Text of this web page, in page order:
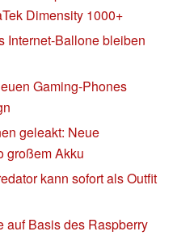
Dimensity 1000+
Internet-Ballone bleiben
Gaming-Phones
geleakt: Neue
großem Akku
kann sofort als Outfit
auf Basis des Raspberry